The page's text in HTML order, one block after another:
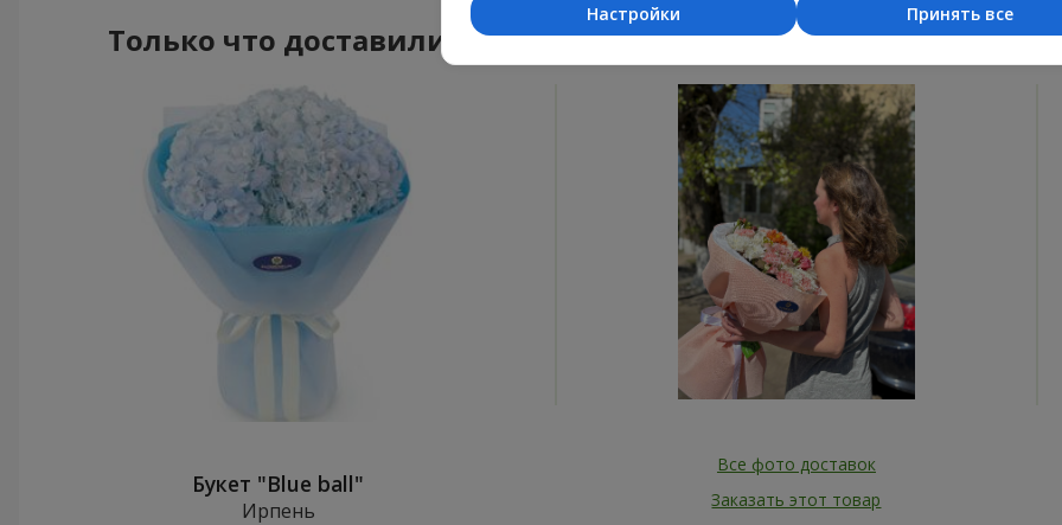
Только что доставили
Букет "Blue ball"
Ирпень
Фотогалерея
Все фото доставок
Заказать этот товар
Принять все
Настройки